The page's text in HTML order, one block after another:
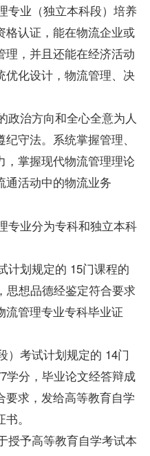
业（独立本科段）培养
格认证，能在物流企业或
，并且还能在经济活动
优化设计，物流管理、决
治方向和全心全意为人
守法。系统掌握管理、
掌握现代物流管理理论
通活动中的物流业务
业分为专科和独立本科
计划规定的 15门课程的
思想品德经鉴定符合要求
流管理专业专科毕业证
考试计划规定的 14门
学分，毕业论文经答辩成
求，发给高等教育自学
。
授予高等教育自学考试本